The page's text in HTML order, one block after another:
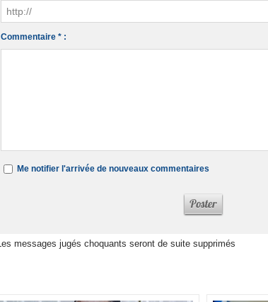
Commentaire * :
Me notifier l'arrivée de nouveaux commentaires
Les messages jugés choquants seront de suite supprimés